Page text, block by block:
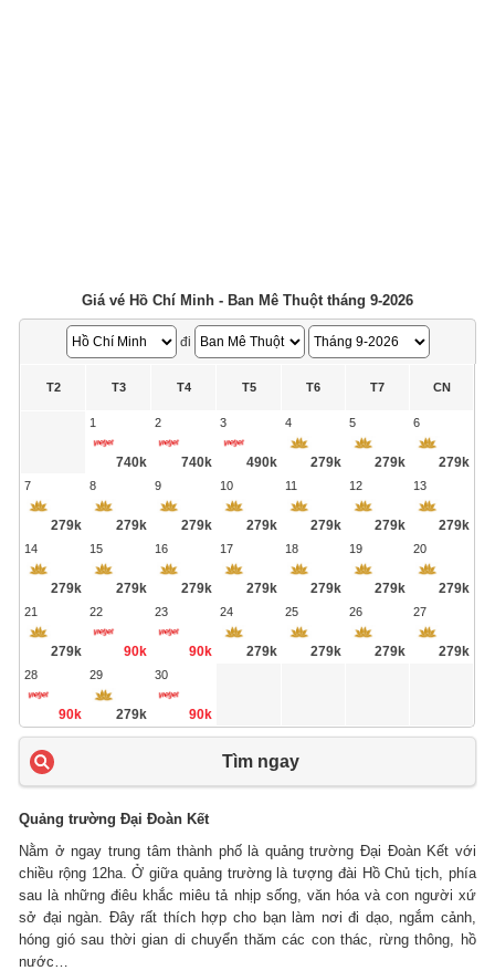
Giá vé Hồ Chí Minh - Ban Mê Thuột tháng 9-2026
đi
T2 T3 T4 T5 T6 T7 CN
1
740k
2
740k
3
490k
4
279k
5
279k
6
279k
7
279k
8
279k
9
279k
10
279k
11
279k
12
279k
13
279k
14
279k
15
279k
16
279k
17
279k
18
279k
19
279k
20
279k
21
279k
22
90k
23
90k
24
279k
25
279k
26
279k
27
279k
28
90k
29
279k
30
90k
Tìm ngay
Quảng trường Đại Đoàn Kết
Nằm ở ngay trung tâm thành phố là quảng trường Đại Đoàn Kết với
chiều rộng 12ha. Ở giữa quảng trường là tượng đài Hồ Chủ tịch, phía
sau là những điêu khắc miêu tả nhịp sống, văn hóa và con người xứ
sở đại ngàn. Đây rất thích hợp cho bạn làm nơi đi dạo, ngắm cảnh,
hóng gió sau thời gian di chuyển thăm các con thác, rừng thông, hồ
nước…